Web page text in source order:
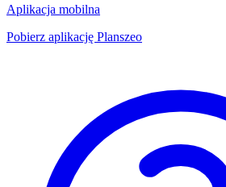
Aplikacja mobilna
Pobierz aplikację Planszeo